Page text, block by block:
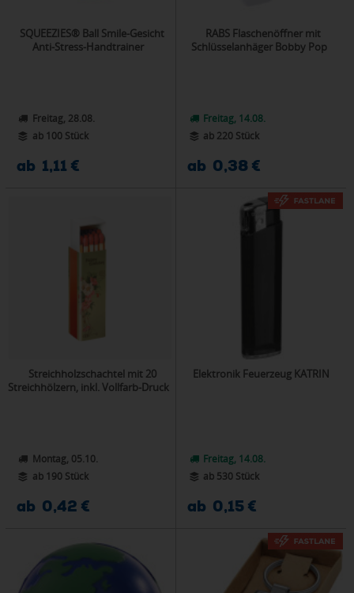
SQUEEZIES® Ball Smile-Gesicht
Anti-Stress-Handtrainer
Freitag, 28.08.
ab 100 Stück
ab 1,11 €
RABS Flaschenöffner mit
Schlüsselanhäger Bobby Pop
Freitag, 14.08.
ab 220 Stück
ab 0,38 €
Streichholzschachtel mit 20
Streichhölzern, inkl. Vollfarb-Druck
Montag, 05.10.
ab 190 Stück
ab 0,42 €
Elektronik Feuerzeug KATRIN
Freitag, 14.08.
ab 530 Stück
ab 0,15 €